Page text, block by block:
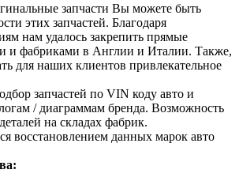
запчасти Вы можете быть
этих запчастей. Благодаря
нам удалось закрепить прямые
и фабриками в Англии и Италии. Также,
для наших клиентов привлекательное
запчастей по VIN коду авто и
/ диаграммам бренда. Возможность
на складах фабрик.
восстановлением данных марок авто